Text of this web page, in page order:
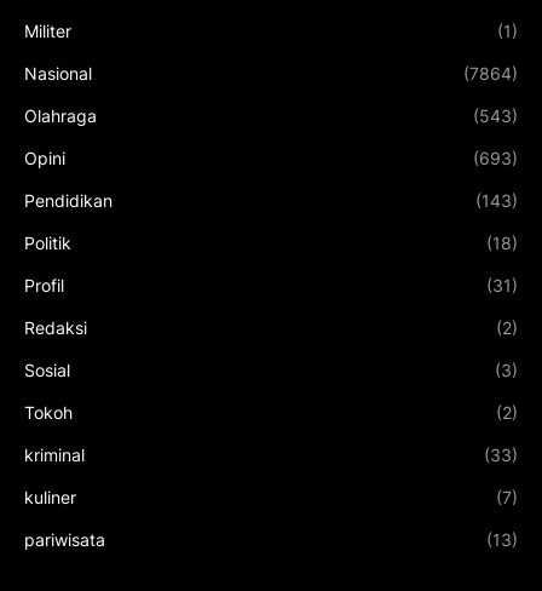
Militer (1)
Nasional (7864)
Olahraga (543)
Opini (693)
Pendidikan (143)
Politik (18)
Profil (31)
Redaksi (2)
Sosial (3)
Tokoh (2)
kriminal (33)
kuliner (7)
pariwisata (13)